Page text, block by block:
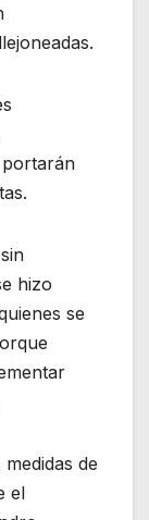
hizo
se
de
el